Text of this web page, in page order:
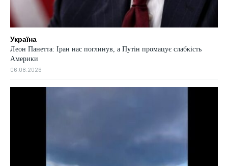
Україна
Леон Панетта: Іран нас поглинув, а Путін промацує слабкість
Америки
06.08.2026